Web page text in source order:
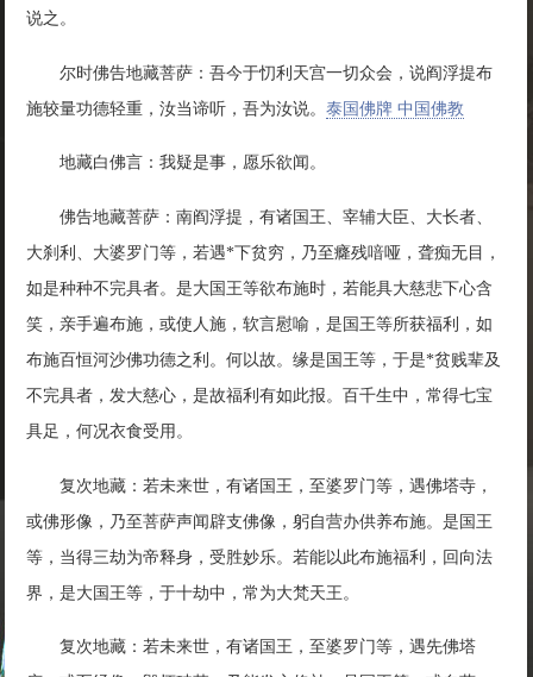
说之。
尔时佛告地藏菩萨：吾今于忉利天宫一切众会，说阎浮提布
施较量功德轻重，汝当谛听，吾为汝说。泰国佛牌 中国佛教
地藏白佛言：我疑是事，愿乐欲闻。
佛告地藏菩萨：南阎浮提，有诸国王、宰辅大臣、大长者、
大刹利、大婆罗门等，若遇*下贫穷，乃至癃残喑哑，聋痴无目，
如是种种不完具者。是大国王等欲布施时，若能具大慈悲下心含
笑，亲手遍布施，或使人施，软言慰喻，是国王等所获福利，如
布施百恒河沙佛功德之利。何以故。缘是国王等，于是*贫贱辈及
不完具者，发大慈心，是故福利有如此报。百千生中，常得七宝
具足，何况衣食受用。
复次地藏：若未来世，有诸国王，至婆罗门等，遇佛塔寺，
或佛形像，乃至菩萨声闻辟支佛像，躬自营办供养布施。是国王
等，当得三劫为帝释身，受胜妙乐。若能以此布施福利，回向法
界，是大国王等，于十劫中，常为大梵天王。
复次地藏：若未来世，有诸国王，至婆罗门等，遇先佛塔